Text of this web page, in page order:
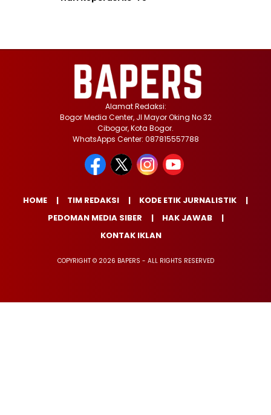
Alamat Redaksi:
Bogor Media Center, Jl Mayor Oking No 32
Cibogor, Kota Bogor.
WhatsApps Center: 087815557788
HOME TIM REDAKSI
KODE ETIK JURNALISTIK
PEDOMAN MEDIA SIBER
HAK JAWAB
KONTAK IKLAN
COPYRIGHT © 2026 BAPERS - ALL RIGHTS RESERVED